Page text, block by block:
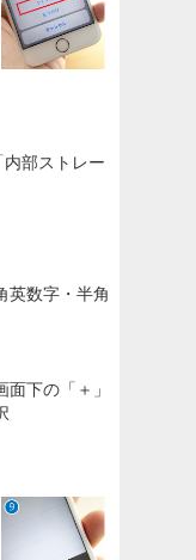
部ストレー
英数字・半角
下の「＋」